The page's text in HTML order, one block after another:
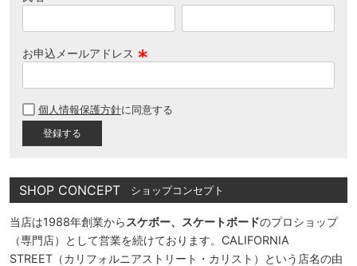
お申込メールアドレス
須
個人情報保護方針に同意する
SHOP CONCEPT ショップコンセプト
当店は1988年創業からスケボー、スケートボードのプロショップ
（専門店）として営業を続けております。CALIFORNIA
STREET（カリフォルニアストリート・カリスト）という店名の由